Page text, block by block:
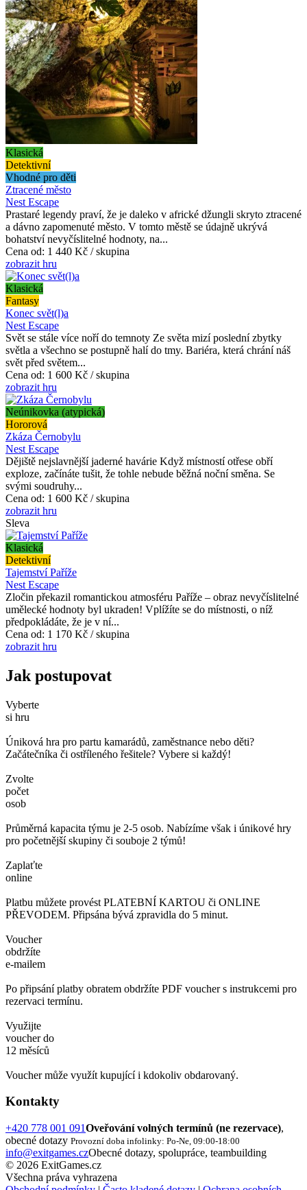
Klasická
Detektivní
Vhodné pro děti
Ztracené město
Nest Escape
Prastaré legendy praví, že je daleko v africké džungli skryto ztracené
a dávno zapomenuté město. V tomto městě se údajně ukrývá
bohatství nevyčíslitelné hodnoty, na...
Cena od: 1 440 Kč / skupina
zobrazit hru
Klasická
Fantasy
Konec svět(l)a
Nest Escape
Svět se stále více noří do temnoty Ze světa mizí poslední zbytky
světla a všechno se postupně halí do tmy. Bariéra, která chrání náš
svět před světem...
Cena od: 1 600 Kč / skupina
zobrazit hru
Neúnikovka (atypická)
Hororová
Zkáza Černobylu
Nest Escape
Dějiště nejslavnější jaderné havárie Když místností otřese obří
exploze, začínáte tušit, že tohle nebude běžná noční směna. Se
svými soudruhy...
Cena od: 1 600 Kč / skupina
zobrazit hru
Sleva
Klasická
Detektivní
Tajemství Paříže
Nest Escape
Zločin překazil romantickou atmosféru Paříže – obraz nevyčíslitelné
umělecké hodnoty byl ukraden! Vplížíte se do místnosti, o níž
předpokládáte, že je v ní...
Cena od: 1 170 Kč / skupina
zobrazit hru
Jak postupovat
Vyberte
si hru
Úniková hra pro partu kamarádů, zaměstnance nebo děti?
Začátečníka či ostříleného řešitele? Vybere si každý!
Zvolte
počet
osob
Průměrná kapacita týmu je 2-5 osob. Nabízíme však i únikové hry
pro početnější skupiny či souboje 2 týmů!
Zaplaťte
online
Platbu můžete provést PLATEBNÍ KARTOU či ONLINE
PŘEVODEM. Připsána bývá zpravidla do 5 minut.
Voucher
obdržíte
e-mailem
Po připsání platby obratem obdržíte PDF voucher s instrukcemi pro
rezervaci termínu.
Využijte
voucher do
12 měsíců
Voucher může využít kupující i kdokoliv obdarovaný.
Kontakty
+420 778 001 091Oveřování volných termínů (ne rezervace),
obecné dotazy Provozní doba infolinky: Po-Ne, 09:00-18:00
info@exitgames.czObecné dotazy, spolupráce, teambuilding
© 2026 ExitGames.cz
Všechna práva vyhrazena